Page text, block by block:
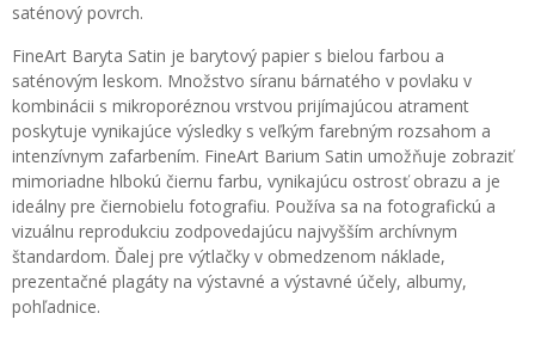
saténový povrch.
FineArt Baryta Satin je barytový papier s bielou farbou a
saténovým leskom. Množstvo síranu bárnatého v povlaku v
kombinácii s mikroporéznou vrstvou prijímajúcou atrament
poskytuje vynikajúce výsledky s veľkým farebným rozsahom a
intenzívnym zafarbením. FineArt Barium Satin umožňuje zobraziť
mimoriadne hlbokú čiernu farbu, vynikajúcu ostrosť obrazu a je
ideálny pre čiernobielu fotografiu. Používa sa na fotografickú a
vizuálnu reprodukciu zodpovedajúcu najvyšším archívnym
štandardom. Ďalej pre výtlačky v obmedzenom náklade,
prezentačné plagáty na výstavné a výstavné účely, albumy,
pohľadnice.